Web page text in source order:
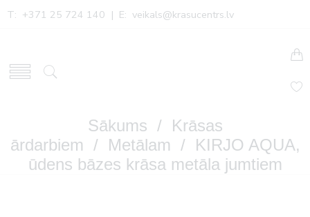
T: +371 25 724 140 | E: veikals@krasucentrs.lv
Sākums / Krāsas
ārdarbiem / Metālam / KIRJO AQUA,
ūdens bāzes krāsa metāla jumtiem